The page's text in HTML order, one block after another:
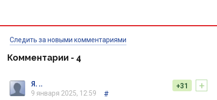
Следить за новыми комментариями
Комментарии - 4
+
+31
Я. ..
9 января 2025, 12:59
#